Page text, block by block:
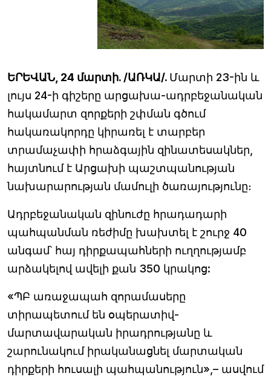
ԵՐԵՎԱՆ, 24 մարտի. /ԱՌԿԱ/. Մարտի 23-ին և
լույս 24-ի գիշերը արցախա-ադրբեջանական
հակամարտ զորքերի շփման գծում
հակառակորդը կիրառել է տարբեր
տրամաչափի հրաձգային զինատեսակներ,
հայտնում է Արցախի պաշտպանության
նախարարության մամուլի ծառայությունը։
Ադրբեջանական զինուժը հրադադարի
պահպանման ռեժիմը խախտել է շուրջ 40
անգամ՝ հայ դիրքապահների ուղղությամբ
արձակելով ավելի քան 350 կրակոց:
«ՊԲ առաջապահ զորամասերը
տիրապետում են օպերատիվ-
մարտավարական իրադրությանը և
շարունակում իրականացնել մարտական
դիրքերի հուսալի պահպանություն»,– ասվում